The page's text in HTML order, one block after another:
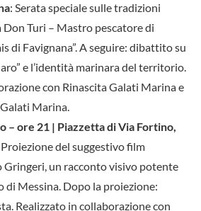
: Serata speciale sulle tradizioni
Don Turi – Mastro pescatore di
di Favignana”. A seguire: dibattito su
e l’identità marinara del territorio.
con Rinascita Galati Marina e
Marina.
– ore 21 | Piazzetta di Via Fortino,
Proiezione del suggestivo film
Gringeri, un racconto visivo potente
di Messina. Dopo la proiezione:
Realizzato in collaborazione con